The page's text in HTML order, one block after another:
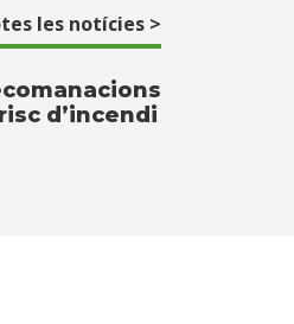
les notícies >
d’incendi